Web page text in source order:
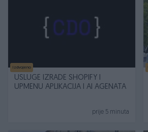
Izdvojeno
USLUGE IZRADE SHOPIFY I
UPMENU APLIKACIJA I AI AGENATA
prije 5 minuta